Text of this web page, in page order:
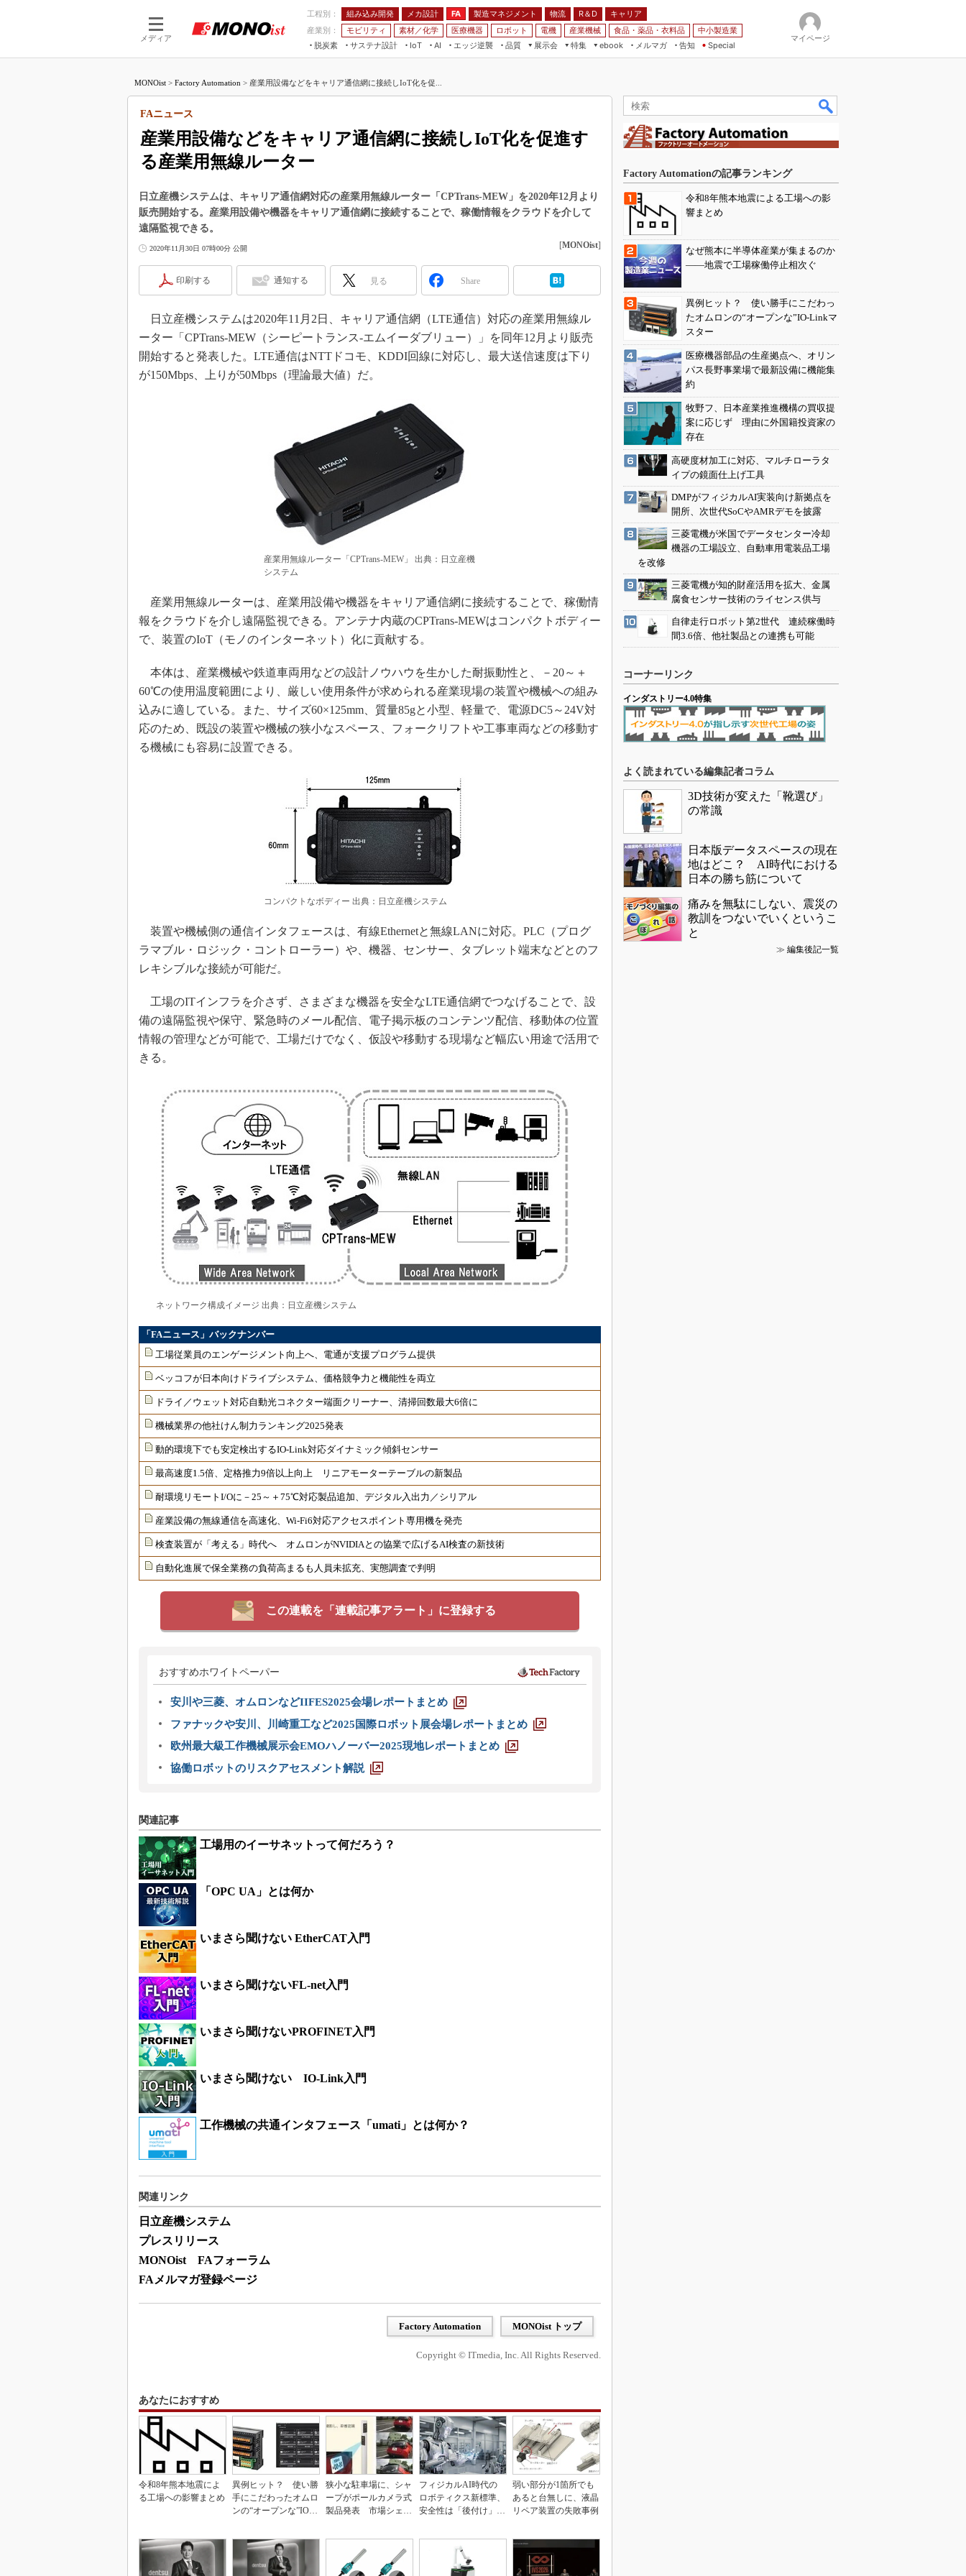
メディア
工程別： 組み込み開発 メカ設計 FA 製造マネジメント 物流 R＆D
キャリア
産業別：
モビリティ 素材／化学 医療機器 ロボット 電機 産業機械 食品・薬品・衣料品
中小製造業
脱炭素
サステナ設計
IoT
つながる工場
AI
AI×設備保全
エッジ逆襲 品質
展示会
JIMTOF
IIFES
TECHNO-FRONTIER
EdgeTech+
日本ものづくりワールド
AUTOMOTIVE WORLD
産業オープンネット展
特集
つながるクルマ
VR／AR
フィールドサービス
組み込み画像技術
組み込みモデリング
ISO26262
3Dプリンタ
デジタルツインとCAE
イノベーション
製造業ビッグデータ
メイドインジャパン
植物工場
新型コロナへの対応
ebook
FA
モビリティ
メルマガ
告知 Special
マイページ
MONOist > Factory Automation > 産業用設備などをキャリア通信網に接続しIoT化を促...
産業用設備などをキャリア通信網に接続しIoT化を促進す
る産業用無線ルーター
FAニュース
日立産機システムは、キャリア通信網対応の産業用無線ルーター「CPTrans-MEW」を2020年12月より
販売開始する。産業用設備や機器をキャリア通信網に接続することで、稼働情報をクラウドを介して
遠隔監視できる。
2020年11月30日 07時00分 公開 [MONOist]
印刷する 通知する 見る Share
日立産機システムは2020年11月2日、キャリア通信網（LTE通信）対応の産業用無線ル
ーター「CPTrans-MEW（シーピートランス-エムイーダブリュー）」を同年12月より販売
開始すると発表した。LTE通信はNTTドコモ、KDDI回線に対応し、最大送信速度は下り
が150Mbps、上りが50Mbps（理論最大値）だ。
産業用無線ルーター「CPTrans-MEW」 出典：日立産機
システム
産業用無線ルーターは、産業用設備や機器をキャリア通信網に接続することで、稼働情
報をクラウドを介し遠隔監視できる。アンテナ内蔵のCPTrans-MEWはコンパクトボディー
で、装置のIoT（モノのインターネット）化に貢献する。
本体は、産業機械や鉄道車両用などの設計ノウハウを生かした耐振動性と、－20～＋
60℃の使用温度範囲により、厳しい使用条件が求められる産業現場の装置や機械への組み
込みに適している。また、サイズ60×125mm、質量85gと小型、軽量で、電源DC5～24V対
応のため、既設の装置や機械の狭小なスペース、フォークリフトや工事車両などの移動す
る機械にも容易に設置できる。
コンパクトなボディー 出典：日立産機システム
装置や機械側の通信インタフェースは、有線Ethernetと無線LANに対応。PLC（プログ
ラマブル・ロジック・コントローラー）や、機器、センサー、タブレット端末などとのフ
レキシブルな接続が可能だ。
工場のITインフラを介さず、さまざまな機器を安全なLTE通信網でつなげることで、設
備の遠隔監視や保守、緊急時のメール配信、電子掲示板のコンテンツ配信、移動体の位置
情報の管理などが可能で、工場だけでなく、仮設や移動する現場など幅広い用途で活用で
きる。
ネットワーク構成イメージ 出典：日立産機システム
「FAニュース」バックナンバー
工場従業員のエンゲージメント向上へ、電通が支援プログラム提供
ベッコフが日本向けドライブシステム、価格競争力と機能性を両立
ドライ／ウェット対応自動光コネクター端面クリーナー、清掃回数最大6倍に
機械業界の他社けん制力ランキング2025発表
動的環境下でも安定検出するIO-Link対応ダイナミック傾斜センサー
最高速度1.5倍、定格推力9倍以上向上 リニアモーターテーブルの新製品
耐環境リモートI/Oに－25～＋75℃対応製品追加、デジタル入出力／シリアル
産業設備の無線通信を高速化、Wi-Fi6対応アクセスポイント専用機を発売
検査装置が「考える」時代へ オムロンがNVIDIAとの協業で広げるAI検査の新技術
自動化進展で保全業務の負荷高まるも人員未拡充、実態調査で判明
この連載を「連載記事アラート」に登録する
おすすめホワイトペーパー
安川や三菱、オムロンなどIIFES2025会場レポートまとめ
ファナックや安川、川崎重工など2025国際ロボット展会場レポートまとめ
欧州最大級工作機械展示会EMOハノーバー2025現地レポートまとめ
協働ロボットのリスクアセスメント解説
関連記事
工場用のイーサネットって何だろう？
「OPC UA」とは何か
いまさら聞けない EtherCAT入門
いまさら聞けないFL-net入門
いまさら聞けないPROFINET入門
いまさら聞けない IO-Link入門
工作機械の共通インタフェース「umati」とは何か？
関連リンク
日立産機システム
プレスリリース
MONOist FAフォーラム
FAメルマガ登録ページ
Factory Automation MONOist トップ
Copyright © ITmedia, Inc. All Rights Reserved.
あなたにおすすめ
令和8年熊本地震によ
る工場への影響まとめ
異例ヒット？ 使い勝
手にこだわったオムロ
ンの“オープンな”IO-L
狭小な駐車場に、シャ
ープがポールカメラ式
製品発表 市場シェア
フィジカルAI時代の
ロボティクス新標準、
安全性は「後付け」で
弱い部分が1箇所でも
あると台無しに、液晶
リペア装置の失敗事例
Factory Automationの記事ランキング
令和8年熊本地震による工場への影
響まとめ
なぜ熊本に半導体産業が集まるのか
――地震で工場稼働停止相次ぐ
異例ヒット？ 使い勝手にこだわっ
たオムロンの“オープンな”IO-Linkマ
スター
医療機器部品の生産拠点へ、オリン
パス長野事業場で最新設備に機能集
約
牧野フ、日本産業推進機構の買収提
案に応じず 理由に外国籍投資家の
存在
高硬度材加工に対応、マルチローラタ
イプの鏡面仕上げ工具
DMPがフィジカルAI実装向け新拠点を
開所、次世代SoCやAMRデモを披露
三菱電機が米国でデータセンター冷却
機器の工場設立、自動車用電装品工場
を改修
三菱電機が知的財産活用を拡大、金属
腐食センサー技術のライセンス供与
自律走行ロボット第2世代 連続稼働時
間3.6倍、他社製品との連携も可能
コーナーリンク
インダストリー4.0特集
よく読まれている編集記者コラム
3D技術が変えた「靴選び」
の常識
日本版データスペースの現在
地はどこ？ AI時代における
日本の勝ち筋について
痛みを無駄にしない、震災の
教訓をつないでいくというこ
と
≫ 編集後記一覧